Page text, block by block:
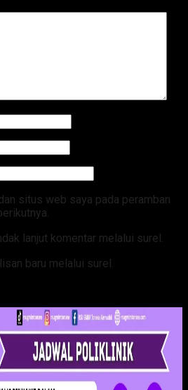
situs web saya pada peramban
lanjut komentar melalui surel.
baru melalui surel.